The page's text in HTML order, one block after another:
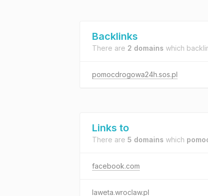
Backlinks
There are 2 domains which
pomocdrogowa24h.sos.pl
Links to
There are 5 domains which
facebook.com
laweta.wroclaw.pl